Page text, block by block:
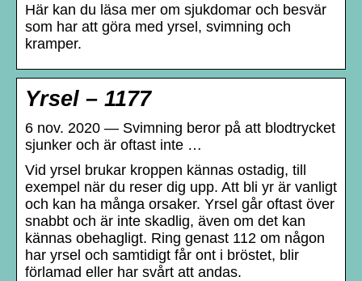
Här kan du läsa mer om sjukdomar och besvär
som har att göra med yrsel, svimning och
kramper.
Yrsel – 1177
6 nov. 2020 — Svimning beror på att blodtrycket
sjunker och är oftast inte …
Vid yrsel brukar kroppen kännas ostadig, till
exempel när du reser dig upp. Att bli yr är vanligt
och kan ha många orsaker. Yrsel går oftast över
snabbt och är inte skadlig, även om det kan
kännas obehagligt. Ring genast 112 om någon
har yrsel och samtidigt får ont i bröstet, blir
förlamad eller har svårt att andas.